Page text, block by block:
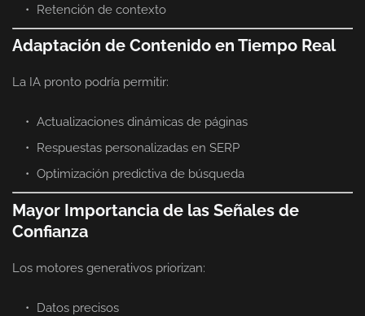
Retención de contexto
Adaptación de Contenido en Tiempo Real
La IA pronto podría permitir:
Actualizaciones dinámicas de páginas
Respuestas personalizadas en SERP
Optimización predictiva de búsqueda
Mayor Importancia de las Señales de
Confianza
Los motores generativos priorizan:
Datos precisos